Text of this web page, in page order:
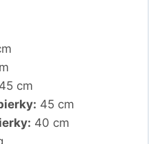
45 cm
45 cm
40 cm